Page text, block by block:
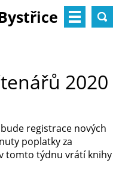
2020
registrace nových
poplatky za
tomto týdnu vrátí knihy